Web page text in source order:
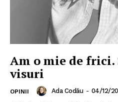
Un
FREEDOM
Am o mie de frici.
visuri
OPINII Ada Codău - 04/12/